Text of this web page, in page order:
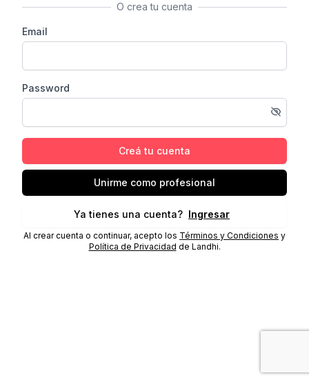
O crea tu cuenta
Email
Password
Creá tu cuenta
Unirme como profesional
Ya tienes una cuenta? Ingresar
Al crear cuenta o continuar, acepto los Términos y Condiciones y
Política de Privacidad de Landhi.